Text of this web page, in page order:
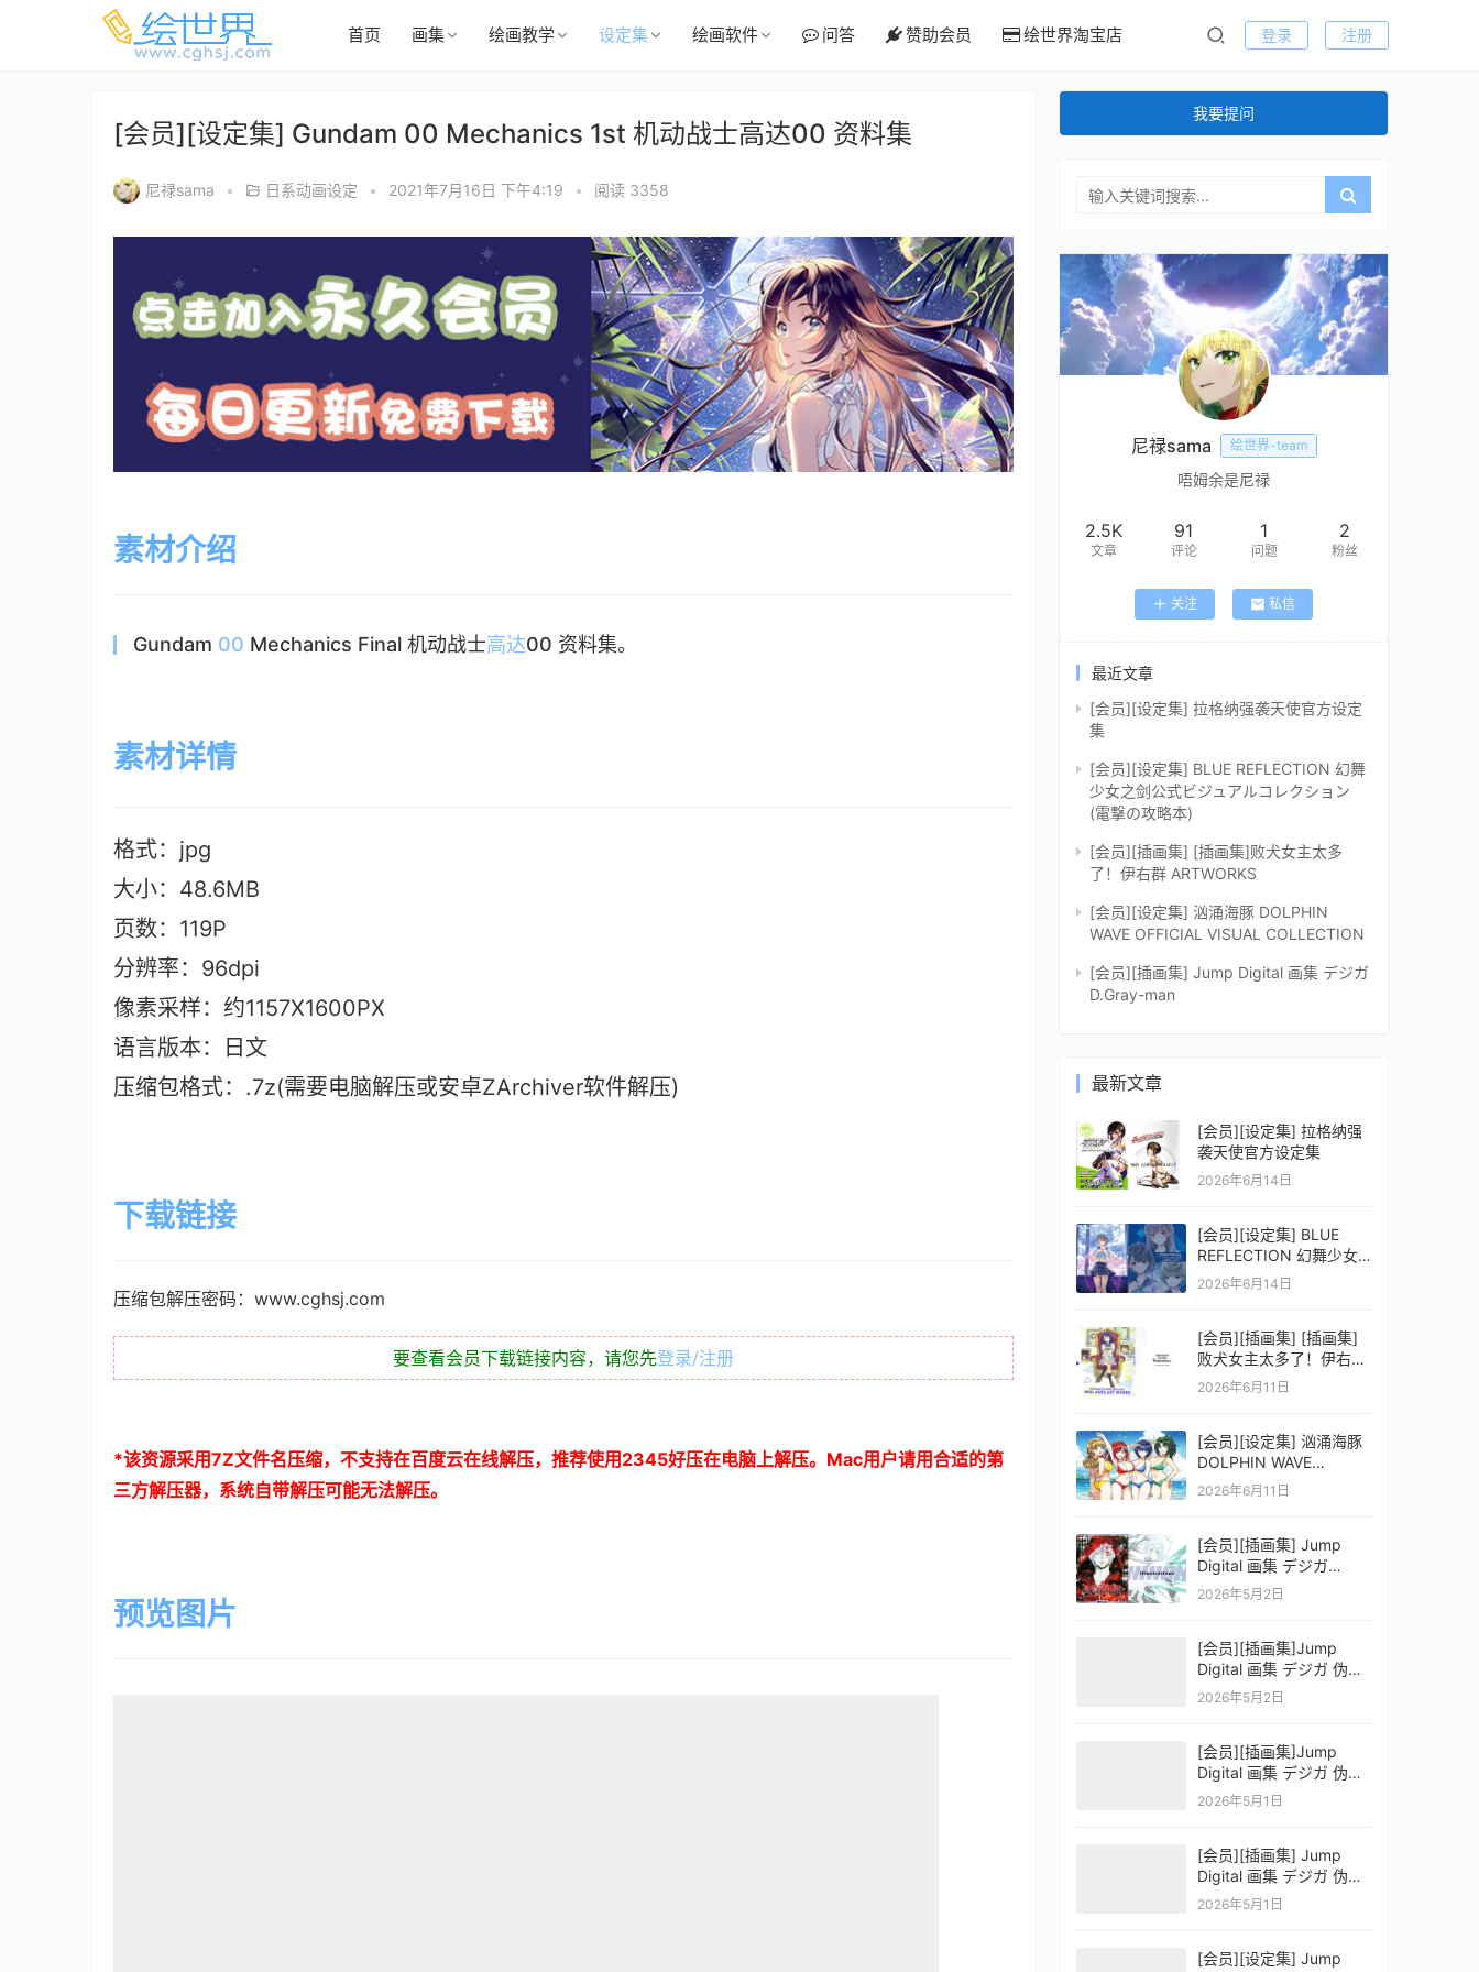
首页 画集 绘画教学 设定集 绘画软件 问答 赞助会员 绘世界淘宝店 登录 注册
[会员][设定集] Gundam 00 Mechanics 1st 机动战士高达00 资料集
尼禄sama • 日系动画设定 • 2021年7月16日 下午4:19 • 阅读 3358
素材介绍
Gundam 00 Mechanics Final 机动战士高达00 资料集。
素材详情
格式：jpg
大小：48.6MB
页数：119P
分辨率：96dpi
像素采样：约1157X1600PX
语言版本：日文
压缩包格式：.7z(需要电脑解压或安卓ZArchiver软件解压)
下载链接
压缩包解压密码：www.cghsj.com
要查看会员下载链接内容，请您先登录/注册
*该资源采用7Z文件名压缩，不支持在百度云在线解压，推荐使用 2345好压在电脑上解压。 Mac用户请用合适的第
三方解压器，系统自带解压可能无法解压。
预览图片
我要提问
尼禄sama 绘世界-team
唔姆余是尼禄
2.5K
文章
91
评论
1
问题
2
粉丝
关注 私信
最近文章
[会员][设定集] 拉格纳强袭天使官方设定
集
[会员][设定集] BLUE REFLECTION 幻舞
少女之剑公式ビジュアルコレクション
(電撃の攻略本)
[会员][插画集] [插画集]败犬女主太多
了！伊右群 ARTWORKS
[会员][设定集] 汹涌海豚 DOLPHIN
WAVE OFFICIAL VISUAL COLLECTION
[会员][插画集] Jump Digital 画集 デジガ
D.Gray-man
最新文章
[会员][设定集] 拉格纳强
袭天使官方设定集
2026年6月14日
[会员][设定集] BLUE
REFLECTION 幻舞少女
之剑公式ビジュアルコレ
2026年6月14日
[会员][插画集] [插画集]
败犬女主太多了！伊右群
ARTWORKS
2026年6月11日
[会员][设定集] 汹涌海豚
DOLPHIN WAVE
OFFICIAL VISUAL
2026年6月11日
[会员][插画集] Jump
Digital 画集 デジガ
D.Gray-man
2026年5月2日
[会员][插画集]Jump
Digital 画集 デジガ 伪恋
ニセコイ 3
2026年5月2日
[会员][插画集]Jump
Digital 画集 デジガ 伪恋
ニセコイ 2
2026年5月1日
[会员][插画集] Jump
Digital 画集 デジガ 伪恋
ニセコイ 1
2026年5月1日
[会员][设定集] Jump